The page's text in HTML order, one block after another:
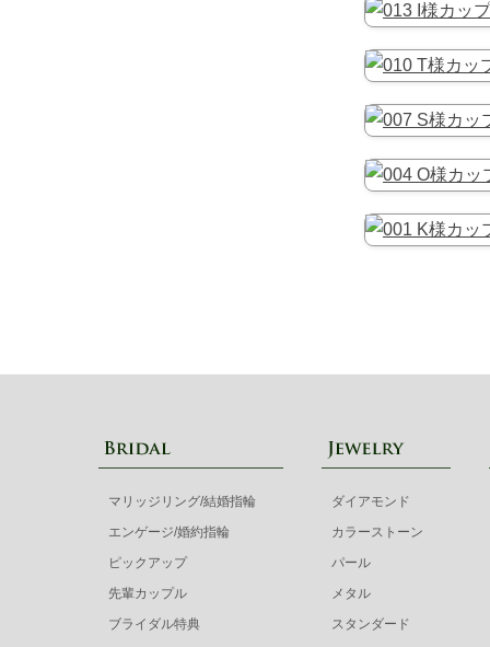
マリッジリング/結婚指輪
エンゲージ/婚約指輪
ピックアップ
先輩カップル
ブライダル特典
ダイアモンド
カラーストーン
パール
メタル
スタンダード